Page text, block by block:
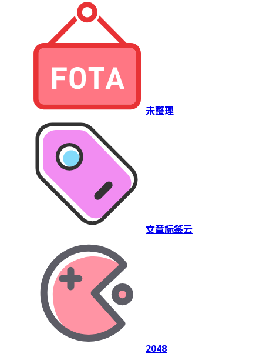
未整理
文章标签云
2048